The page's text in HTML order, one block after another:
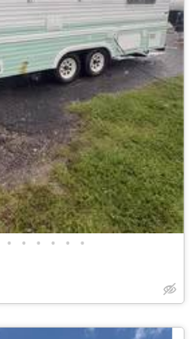
• • • • • •